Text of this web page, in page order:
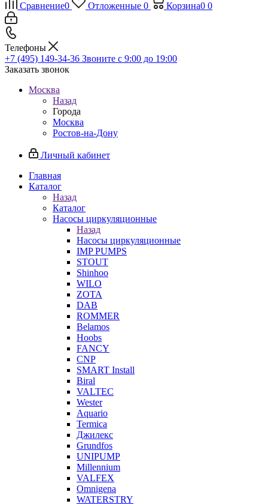
Сравнение0 Отложенные 0 Корзина0 0
Телефоны
+7 (495) 149-34-36 Звоните с 9:00 до 19:00
Заказать звонок
Москва
Назад
Города
Москва
Ростов-на-Дону
Личный кабинет
Главная
Каталог
Назад
Каталог
Насосы циркуляционные
Назад
Насосы циркуляционные
IMP PUMPS
STOUT
Shinhoo
WILO
ZOTA
DAB
ROMMER
Belamos
Hoobs
FANCY
CNP
SMART Install
Biral
VALTEC
Wester
Aquario
Termica
Джилекс
Grundfos
UNIPUMP
Millennium
VALFEX
Omnigena
WATERSTRY